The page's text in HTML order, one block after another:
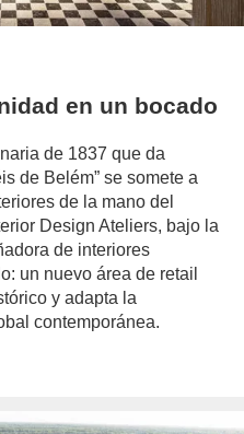
en un bocado
de 1837 que da
de Belém” se somete a
de la mano del
Design Ateliers, bajo la
de interiores
un nuevo área de retail
y adapta la
contemporánea.
author/marcelo-